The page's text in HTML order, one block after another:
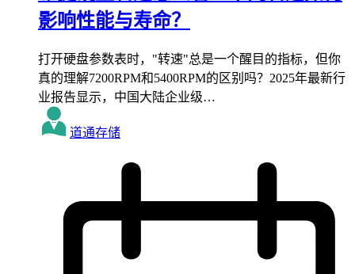
影响性能与寿命？
打开硬盘参数表时，"转速"总是一个醒目的指标，但你
真的理解7200RPM和5400RPM的区别吗？2025年最新行
业报告显示，中国大陆企业级…
道通存储